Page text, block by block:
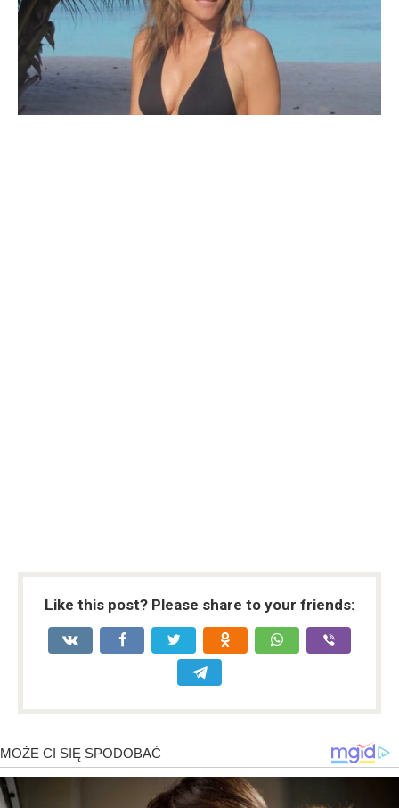
Like this post? Please share to your friends: